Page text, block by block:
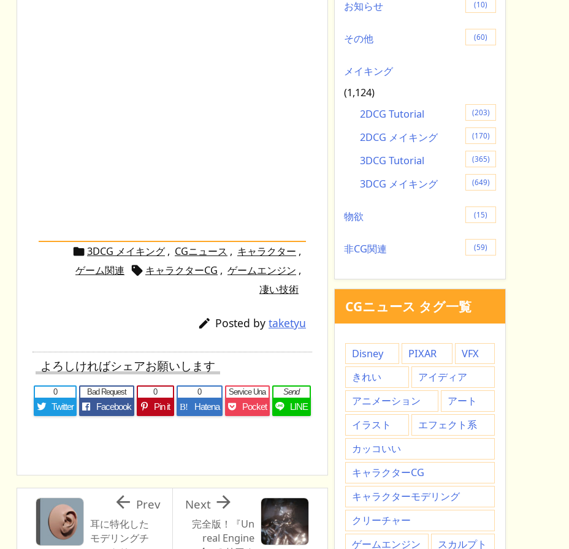
3DCG メイキング , CGニュース , キャラクター ,
ゲーム関連  キャラクターCG , ゲームエンジン ,
凄い技術
 Posted by taketyu
よろしければシェアお願いします
Twitter
0
Facebook
Bad Request
Pin it
0
B!
Hatena
0
Pocket
Service Una
LINE
Send
完全版！『Un
real Engine

Next
耳に特化した
モデリングチ
 Prev
お知らせ (10)
その他 (60)
メイキング
(1,124)
2DCG Tutorial
(203)
2DCG メイキング (170)
3DCG Tutorial (365)
3DCG メイキング (649)
物欲 (15)
非CG関連 (59)
CGニュース タグ一覧
Disney PIXAR
VFX
きれい
アイディア
アニメーション
アート
イラスト
エフェクト系
カッコいい
キャラクターCG
キャラクターモデリング
クリーチャー
ゲームエンジン
スカルプト